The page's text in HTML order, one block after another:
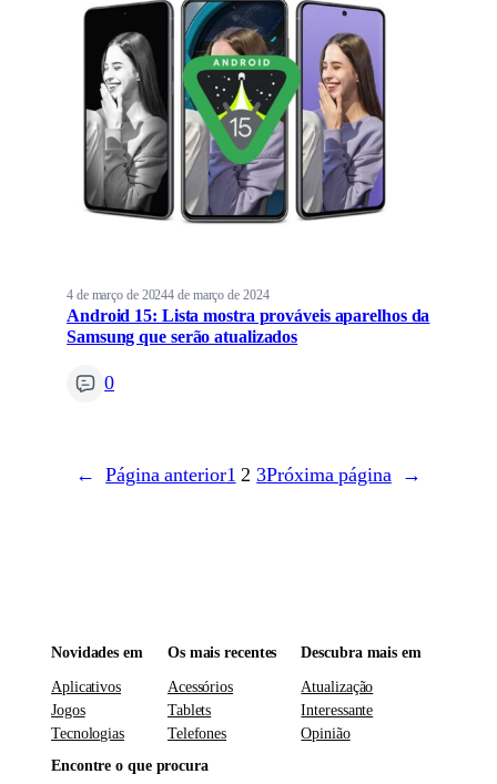
4 de março de 20244 de março de 2024
Android 15: Lista mostra prováveis aparelhos da
Samsung que serão atualizados
0
← Página anterior1 2 3Próxima página →
Novidades em
Aplicativos
Jogos
Tecnologias
Os mais recentes
Acessórios
Tablets
Telefones
Descubra mais em
Atualização
Interessante
Opinião
Encontre o que procura